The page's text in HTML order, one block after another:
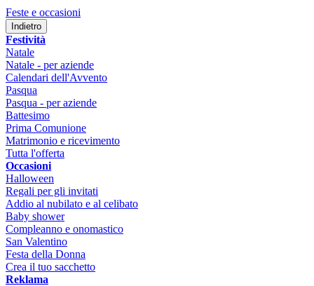
Feste e occasioni
Indietro
Festività
Natale
Natale - per aziende
Calendari dell'Avvento
Pasqua
Pasqua - per aziende
Battesimo
Prima Comunione
Matrimonio e ricevimento
Tutta l'offerta
Occasioni
Halloween
Regali per gli invitati
Addio al nubilato e al celibato
Baby shower
Compleanno e onomastico
San Valentino
Festa della Donna
Crea il tuo sacchetto
Reklama